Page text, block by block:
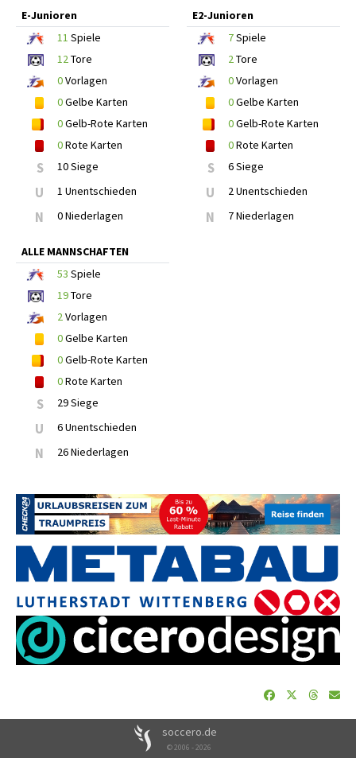
E-Junioren
11 Spiele
12Tore
0Vorlagen
0Gelbe Karten
0Gelb-Rote Karten
0Rote Karten
S 10 Siege
U 1 Unentschieden
N 0 Niederlagen
E2-Junioren
7Spiele
2Tore
0Vorlagen
0Gelbe Karten
0Gelb-Rote Karten
0Rote Karten
S 6 Siege
U 2 Unentschieden
N 7 Niederlagen
ALLE MANNSCHAFTEN
53 Spiele
19Tore
2Vorlagen
0Gelbe Karten
0Gelb-Rote Karten
0Rote Karten
S 29 Siege
U 6 Unentschieden
N 26 Niederlagen
soccero.de
© 2006 - 2026